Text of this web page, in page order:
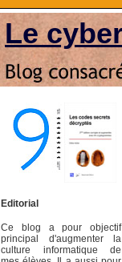
Le
Editorial
Ce blog a pour objectif
principal d'augmenter la
culture informatique de